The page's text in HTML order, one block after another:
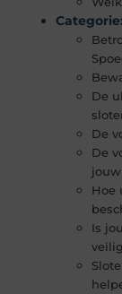
Categorie:
De
De
De
Hoe
Is